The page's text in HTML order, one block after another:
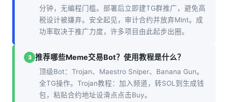
分钟，无编程门槛。部署后立即建TG群推广，避免高
税设计被嫌弃。安全起见，审计合约并放弃Mint。成
功率取决于推广力度，许多项目由此起步出圈。
3 推荐哪些Meme交易Bot？使用教程是什么？
顶级Bot：Trojan、Maestro Sniper、Banana Gun。
全TG操作。Trojan教程：加入频道，转SOL到生成钱
包，粘贴合约地址设滑点点击Buy。